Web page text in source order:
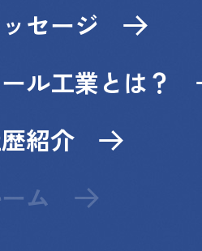
セージ
ル工業とは？
紹介
ム